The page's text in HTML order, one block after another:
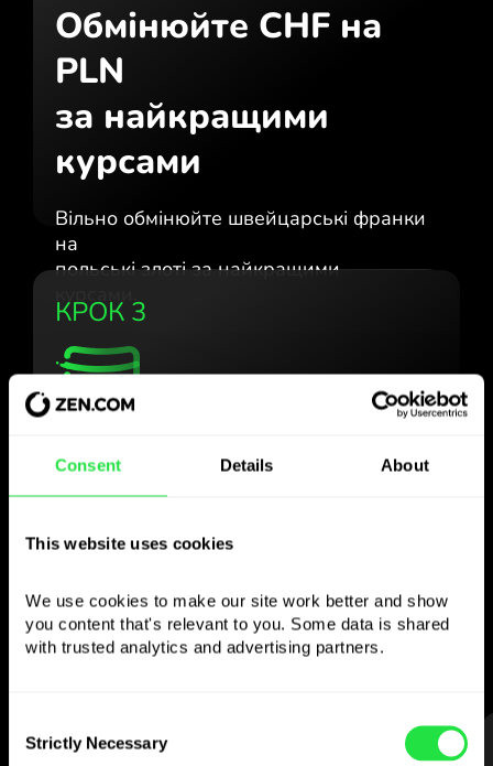
Consent Details About
This website uses cookies
We use cookies to make our site work better and show
you content that's relevant to you. Some data is shared
with trusted analytics and advertising partners.
Selection
Strictly Necessary
Обмінюйте CHF на
PLN
за найкращими
курсами
Вільно обмінюйте швейцарські франки
на
польські злоті за найкращими
КРОК 3
Користуйтесь
обраною валютою
так, як Вам зручно
Надсилайте гроші за кордон,
знімайте з банкоматів без
комісії, платіть мультивалютною карткою
КРОК 1